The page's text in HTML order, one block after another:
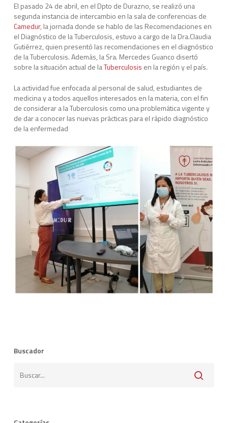
El pasado 24 de abril, en el Dpto de Durazno, se realizó una
segunda instancia de intercambio en la sala de conferencias de
Camedur, la jornada donde se hablo de las Recomendaciones en
el Diagnóstico de la Tuberculosis, estuvo a cargo de la Dra.Claudia
Gutiérrez, quien presentó las recomendaciones en el diagnóstico
de la Tuberculosis. Además, la Sra. Mercedes Guanco disertó
sobre la situación actual de laTuberculosis en la región y el país.
La actividad fue enfocada al personal de salud, estudiantes de
medicina y a todos aquellos interesados en la materia, con el fin
de considerar a la Tuberculosis como una problemática vigente y
de dar a conocer las nuevas prácticas para el rápido diagnóstico
de la enfermedad
Buscador